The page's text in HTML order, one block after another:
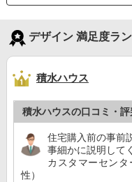
デザイン 満足度ラ
積水ハウス
積水ハウスの口コミ・評
住宅購入前の事前
事細かに説明して
カスタマーセン
性）